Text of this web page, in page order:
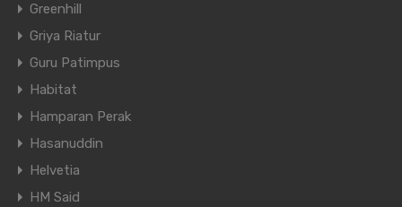
Greenhill
Griya Riatur
Guru Patimpus
Habitat
Hamparan Perak
Hasanuddin
Helvetia
HM Said